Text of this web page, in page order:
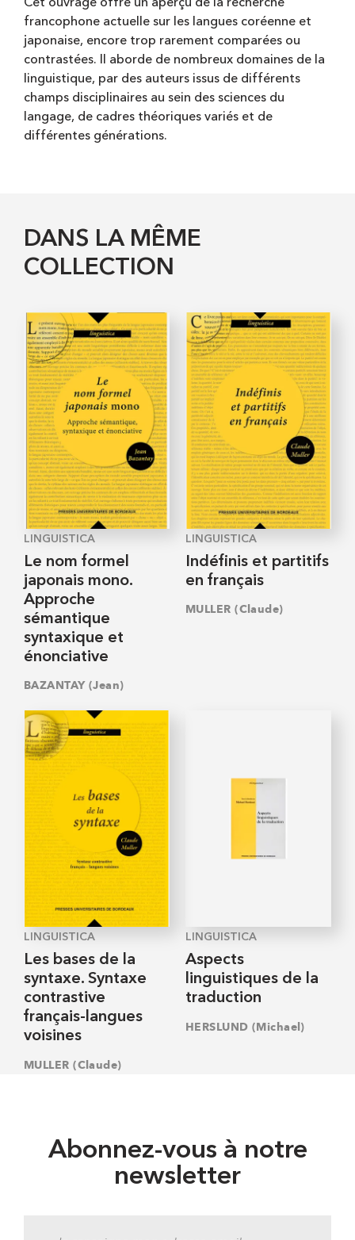
Cet ouvrage offre un aperçu de la recherche
francophone actuelle sur les langues coréenne et
japonaise, encore trop rarement comparées ou
contrastées. Il aborde de nombreux domaines de la
linguistique, par des auteurs issus de différents
champs disciplinaires au sein des sciences du
langage, de cadres théoriques variés et de
différentes générations.
DANS LA MÊME
COLLECTION
LINGUISTICA
Le nom formel
japonais mono.
Approche
sémantique
syntaxique et
énonciative
BAZANTAY (Jean)
LINGUISTICA
Indéfinis et partitifs
en français
MULLER (Claude)
LINGUISTICA
Les bases de la
syntaxe. Syntaxe
contrastive
français-langues
voisines
MULLER (Claude)
LINGUISTICA
Aspects
linguistiques de la
traduction
HERSLUND (Michael)
Abonnez-vous à notre
newsletter